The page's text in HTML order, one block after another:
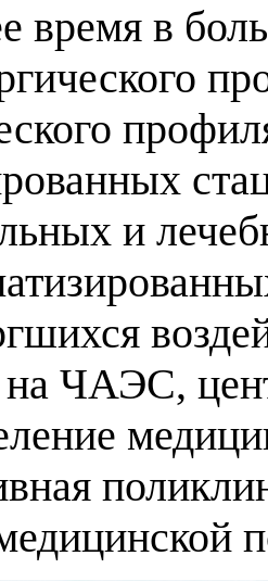
время в
и
на ЧАЭС,